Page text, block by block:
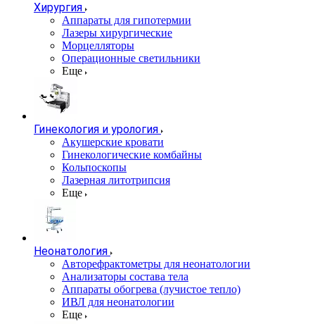
Хирургия
Аппараты для гипотермии
Лазеры хирургические
Морцелляторы
Операционные светильники
Еще
Гинекология и урология
Акушерские кровати
Гинекологические комбайны
Кольпоскопы
Лазерная литотрипсия
Еще
Неонатология
Авторефрактометры для неонатологии
Анализаторы состава тела
Аппараты обогрева (лучистое тепло)
ИВЛ для неонатологии
Еще